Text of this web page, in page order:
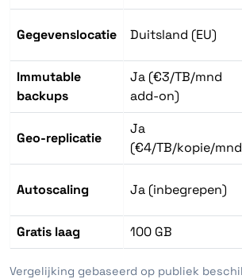
Gegevenslocatie Duitsland (EU)
Immutable
backups
Ja (€3/TB/mnd
add-on)
Geo-replicatie
Ja
(€4/TB/kopie/
Autoscaling Ja (inbegrepen)
Gratis laag
100 GB
Vergelijking gebaseerd op publiek